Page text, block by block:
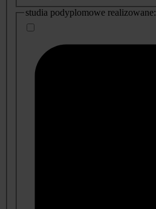
studia podyplomowe realizowane: